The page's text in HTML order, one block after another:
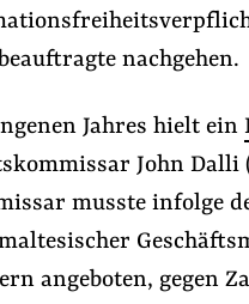
nachgehen.
Jahres hielt ein
John Dalli
musste infolge
angeboten, gegen